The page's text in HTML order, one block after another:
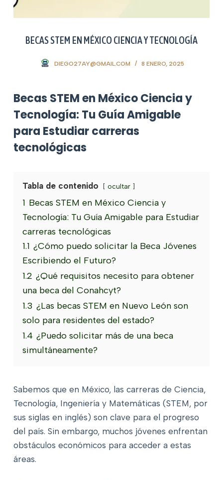
BECAS STEM EN MÉXICO CIENCIA Y TECNOLOGÍA
DIEGO27AY@GMAIL.COM 8 ENERO, 2025
Becas STEM en México Ciencia y
Tecnología: Tu Guía Amigable
para Estudiar carreras
tecnológicas
Tabla de contenido ocultar
1 Becas STEM en México Ciencia y
Tecnología: Tu Guía Amigable para Estudiar
carreras tecnológicas
1.1 ¿Cómo puedo solicitar la Beca Jóvenes
Escribiendo el Futuro?
1.2 ¿Qué requisitos necesito para obtener
una beca del Conahcyt?
1.3 ¿Las becas STEM en Nuevo León son
solo para residentes del estado?
1.4 ¿Puedo solicitar más de una beca
simultáneamente?
Sabemos que en México, las carreras de Ciencia,
Tecnología, Ingeniería y Matemáticas (STEM, por
sus siglas en inglés) son clave para el progreso
del país. Sin embargo, muchos jóvenes enfrentan
obstáculos económicos para acceder a estas
áreas.